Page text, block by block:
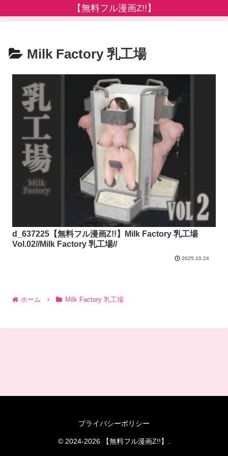
【無料フル漫画Z!!】
Milk Factory 乳工場
d_637225【無料フル漫画Z!!】Milk Factory 乳工場
Vol.02//Milk Factory 乳工場//
2025.10.24
ホーム Milk Factory 乳工場
プライバシーポリシー
© 2024-2026 【無料フル漫画Z!!】.